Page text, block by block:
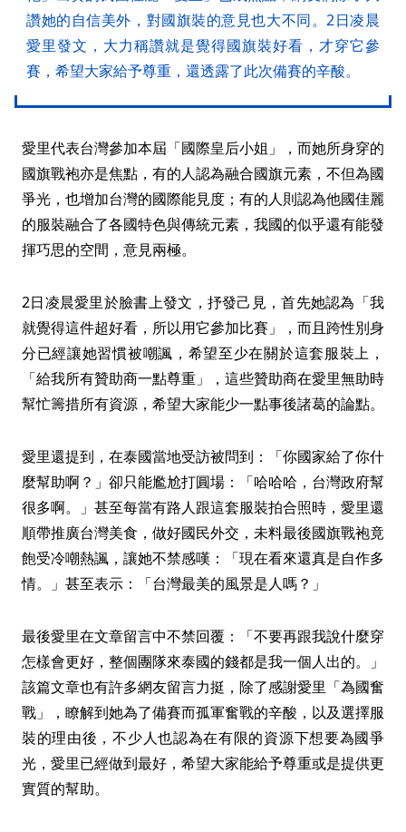
讚她的自信美外，對國旗裝的意見也大不同。2日凌晨
愛里發文，大力稱讚就是覺得國旗裝好看，才穿它參
賽，希望大家給予尊重，還透露了此次備賽的辛酸。
愛里代表台灣參加本屆「國際皇后小姐」，而她所身穿的
國旗戰袍亦是焦點，有的人認為融合國旗元素，不但為國
爭光，也增加台灣的國際能見度；有的人則認為他國佳麗
的服裝融合了各國特色與傳統元素，我國的似乎還有能發
揮巧思的空間，意見兩極。
2日凌晨愛里於臉書上發文，抒發己見，首先她認為「我
就覺得這件超好看，所以用它參加比賽」，而且跨性別身
分已經讓她習慣被嘲諷，希望至少在關於這套服裝上，
「給我所有贊助商一點尊重」，這些贊助商在愛里無助時
幫忙籌措所有資源，希望大家能少一點事後諸葛的論點。
愛里還提到，在泰國當地受訪被問到：「你國家給了你什
麼幫助啊？」卻只能尷尬打圓場：「哈哈哈，台灣政府幫
很多啊。」甚至每當有路人跟這套服裝拍合照時，愛里還
順帶推廣台灣美食，做好國民外交，未料最後國旗戰袍竟
飽受冷嘲熱諷，讓她不禁感嘆：「現在看來還真是自作多
情。」甚至表示：「台灣最美的風景是人嗎？」
最後愛里在文章留言中不禁回覆：「不要再跟我說什麼穿
怎樣會更好，整個團隊來泰國的錢都是我一個人出的。」
該篇文章也有許多網友留言力挺，除了感謝愛里「為國奮
戰」，瞭解到她為了備賽而孤軍奮戰的辛酸，以及選擇服
裝的理由後，不少人也認為在有限的資源下想要為國爭
光，愛里已經做到最好，希望大家能給予尊重或是提供更
實質的幫助。